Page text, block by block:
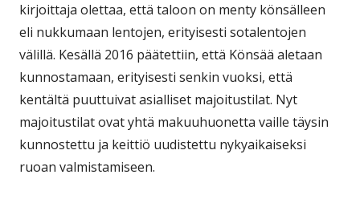
kirjoittaja olettaa, että taloon on menty könsälleen
eli nukkumaan lentojen, erityisesti sotalentojen
välillä. Kesällä 2016 päätettiin, että Könsää aletaan
kunnostamaan, erityisesti senkin vuoksi, että
kentältä puuttuivat asialliset majoitustilat. Nyt
majoitustilat ovat yhtä makuuhuonetta vaille täysin
kunnostettu ja keittiö uudistettu nykyaikaiseksi
ruoan valmistamiseen.